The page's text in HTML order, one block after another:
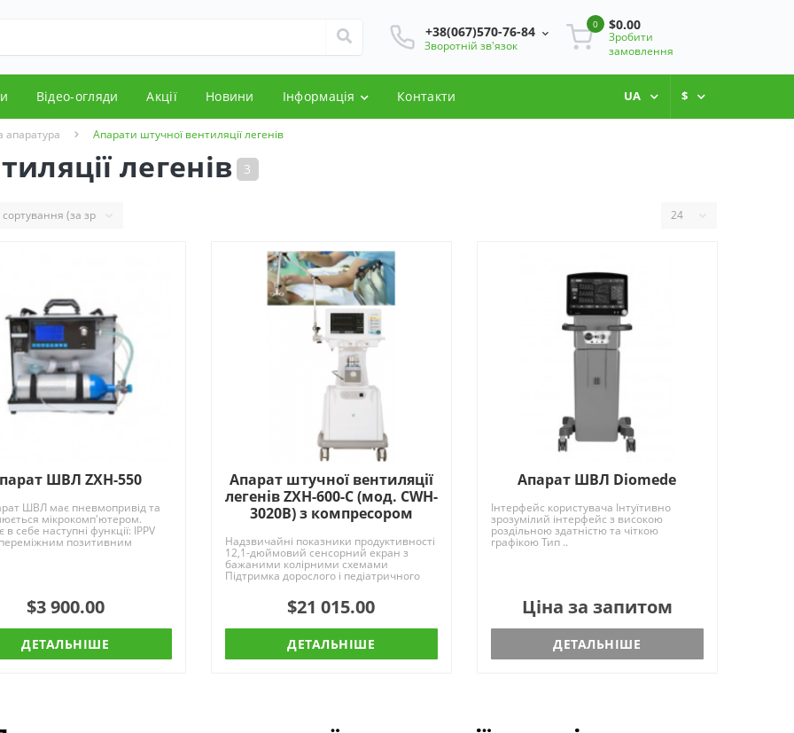
+38(067)570-76-84
Зворотній зв'язок
0 $0.00
Зробити
замовлення
Відео-огляди Акції Новини Інформація Контакти UA $
апаратура Апарати штучної вентиляції легенів
легенів
ШВЛ ZXH-550
ШВЛ має пневмопривід та
мікрокомп'ютером.
себе наступні функції: IPPV
позитивним
$3 900.00
ДЕТАЛЬНІШЕ
Апарат штучної вентиляції
легенів ZXH-600-C (мод. CWH-
3020B) з компресором
Надзвичайні показники продуктивності
12,1-дюймовий сенсорний екран з
бажаними колірними схемами
Підтримка дорослого і педіатричного
$21 015.00
ДЕТАЛЬНІШЕ
Апарат ШВЛ Diomede
Інтерфейс користувача Інтуїтивно
зрозумілий інтерфейс з високою
роздільною здатністю та чіткою
графікою Тип ..
Ціна за запитом
ДЕТАЛЬНІШЕ